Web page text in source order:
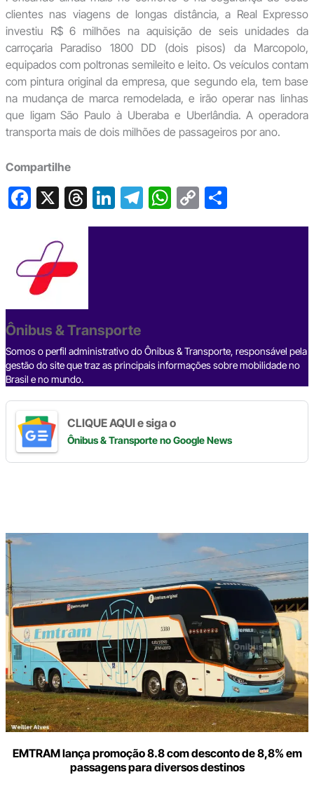
clientes nas viagens de longas distância, a Real Expresso
investiu R$ 6 milhões na aquisição de seis unidades da
carroçaria Paradiso 1800 DD (dois pisos) da Marcopolo,
equipados com poltronas semileito e leito. Os veículos contam
com pintura original da empresa, que segundo ela, tem base
na mudança de marca remodelada, e irão operar nas linhas
que ligam São Paulo à Uberaba e Uberlândia. A operadora
transporta mais de dois milhões de passageiros por ano.
Compartilhe
F
e
b
o
o
k
X T
hr
s
Li
n
T
el
W
h
C
o
S
h
Ônibus & Transporte
Somos o perfil administrativo do Ônibus & Transporte, responsável pela
gestão do site que traz as principais informações sobre mobilidade no
Brasil e no mundo.
CLIQUE AQUI e siga o
Ônibus & Transporteno Google News
EMTRAM lança promoção 8.8 com desconto de 8,8% em
passagens para diversos destinos
Digite
aqui
o
seu
e-
mail